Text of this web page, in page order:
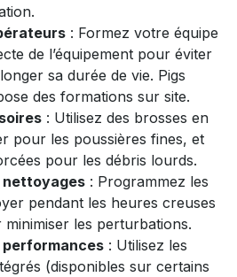
: Formez votre équipe
de l’équipement pour éviter
sa durée de vie. Pigs
des formations sur site.
: Utilisez des brosses en
pour les poussières fines, et
pour les débris lourds.
nettoyages : Programmez les
pendant les heures creuses
les perturbations.
: Utilisez les
(disponibles sur certains